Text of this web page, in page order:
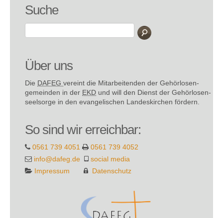
Suche
Über uns
Die DAFEG vereint die Mitarbeitenden der Gehör­losen­
gemeinden in der EKD und will den Dienst der Gehör­losen­
seel­sorge in den evange­lischen Landes­kirchen fördern.
So sind wir erreichbar:
0561 739 4051
0561 739 4052
info@dafeg.de
social media
Impressum
Datenschutz